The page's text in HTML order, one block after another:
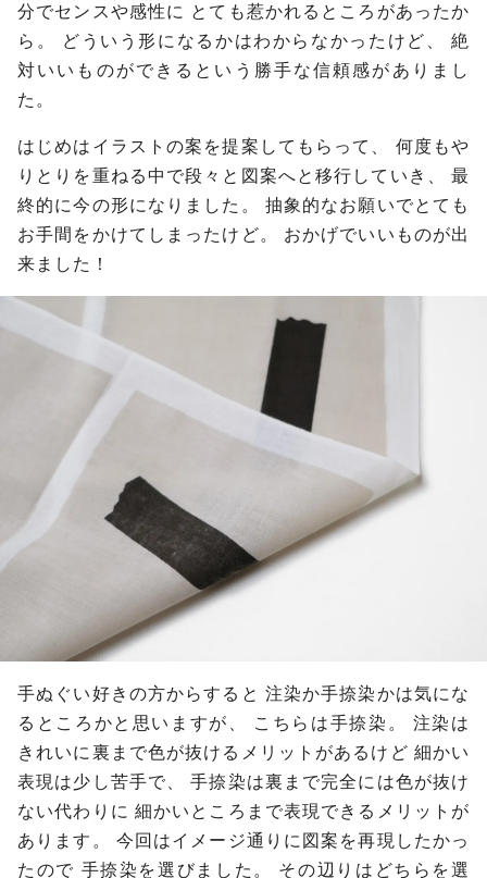
分でセンスや感性に とても惹かれるところがあったか
ら。
どういう形になるかはわからなかったけど、 絶
対いいものができるという勝手な信頼感がありまし
た。
はじめはイラストの案を提案してもらって、 何度もや
りとりを重ねる中で段々と図案へと移行していき、 最
終的に今の形になりました。 抽象的なお願いでとても
お手間をかけてしまったけど。 おかげでいいものが出
来ました！
手ぬぐい好きの方からすると 注染か手捺染かは気にな
るところかと思いますが、
こちらは手捺染。 注染は
きれいに裏まで色が抜けるメリットがあるけど 細かい
表現は少し苦手で、手捺染は裏まで完全には色が抜け
ない代わりに 細かいところまで表現できるメリットが
あります。 今回はイメージ通りに図案を再現したかっ
たので 手捺染を選びました。 その辺りはどちらを選